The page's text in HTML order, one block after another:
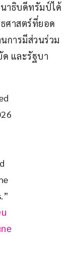
าธิบดีทรัมป์ได้
ศาสตร์ที่ยอด
การมีส่วนร่วม
และรัฐบา